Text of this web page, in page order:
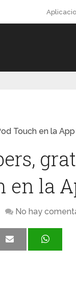
Touch en la
en la
No hay